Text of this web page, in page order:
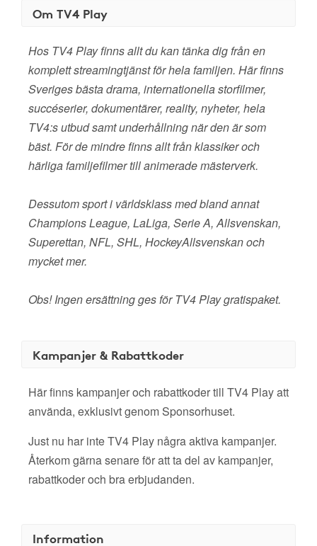
Om TV4 Play
Hos TV4 Play finns allt du kan tänka dig från en
komplett streamingtjänst för hela familjen. Här finns
Sveriges bästa drama, internationella storfilmer,
succéserier, dokumentärer, reality, nyheter, hela
TV4:s utbud samt underhållning när den är som
bäst. För de mindre finns allt från klassiker och
härliga familjefilmer till animerade mästerverk.
Dessutom sport i världsklass med bland annat
Champions League, LaLiga, Serie A, Allsvenskan,
Superettan, NFL, SHL, HockeyAllsvenskan och
mycket mer.
Obs! Ingen ersättning ges för TV4 Play gratispaket.
Kampanjer & Rabattkoder
Här finns kampanjer och rabattkoder till TV4 Play att
använda, exklusivt genom Sponsorhuset.
Just nu har inte TV4 Play några aktiva kampanjer.
Återkom gärna senare för att ta del av kampanjer,
rabattkoder och bra erbjudanden.
Information